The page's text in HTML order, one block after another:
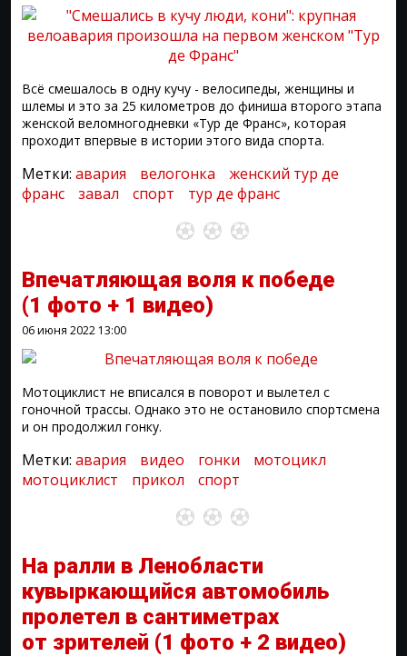
Всё смешалось в одну кучу - велосипеды, женщины и
шлемы и это за 25 километров до финиша второго этапа
женской веломногодневки «Тур де Франс», которая
проходит впервые в истории этого вида спорта.
Метки: авария велогонка
женский тур де
франс
завал спорт тур де франс
Впечатляющая воля к победе
(1 фото + 1 видео)
06 июня 2022 13:00
Мотоциклист не вписался в поворот и вылетел с
гоночной трассы. Однако это не остановило спортсмена
и он продолжил гонку.
Метки: авария видео гонки
мотоцикл
мотоциклист
прикол спорт
На ралли в Ленобласти
кувыркающийся автомобиль
пролетел в сантиметрах
от зрителей (1 фото + 2 видео)